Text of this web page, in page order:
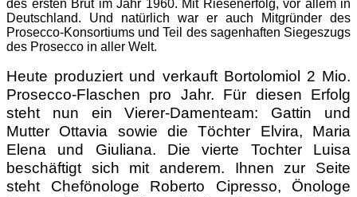
des ersten Brut im Jahr 1960. Mit Riesenerfolg, vor allem in
Deutschland. Und natürlich war er auch Mitgründer des
Prosecco-Konsortiums und Teil des sagenhaften Siegeszugs
des Prosecco in aller Welt.
Heute produziert und verkauft Bortolomiol 2 Mio.
Prosecco-Flaschen pro Jahr. Für diesen Erfolg
steht nun ein Vierer-Damenteam: Gattin und
Mutter Ottavia sowie die Töchter Elvira, Maria
Elena und Giuliana. Die vierte Tochter Luisa
beschäftigt sich mit anderem. Ihnen zur Seite
steht Chefönologe Roberto Cipresso, Önologe